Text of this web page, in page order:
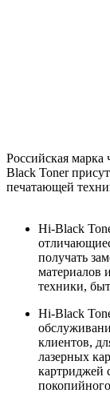
Российская
Black Toner
печатающей
Hi-Black
получать
материалов
техники,
Hi-Black
клиентов,
лазерных
картриджей